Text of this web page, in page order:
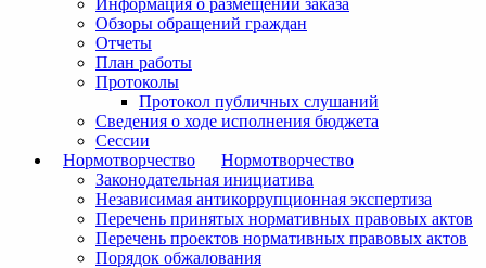
Информация о размещении заказа
Обзоры обращений граждан
Отчеты
План работы
Протоколы
Протокол публичных слушаний
Сведения о ходе исполнения бюджета
Сессии
Нормотворчество
Нормотворчество
Законодательная инициатива
Независимая антикоррупционная экспертиза
Перечень принятых нормативных правовых актов
Перечень проектов нормативных правовых актов
Порядок обжалования